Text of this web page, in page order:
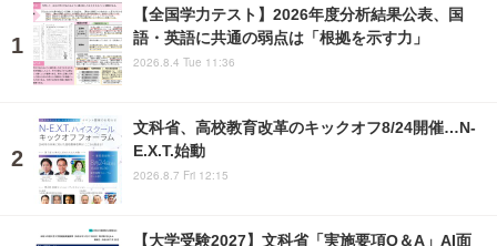
【全国学力テスト】2026年度分析結果公表、国
語・英語に共通の弱点は「根拠を示す力」
2026.8.4 Tue 11:36
文科省、高校教育改革のキックオフ8/24開催…N-
E.X.T.始動
2026.8.7 Fri 12:15
【大学受験2027】文科省「実施要項Q＆A」AI面